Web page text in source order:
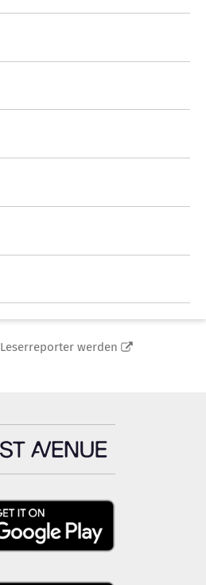
Leserreporter werden